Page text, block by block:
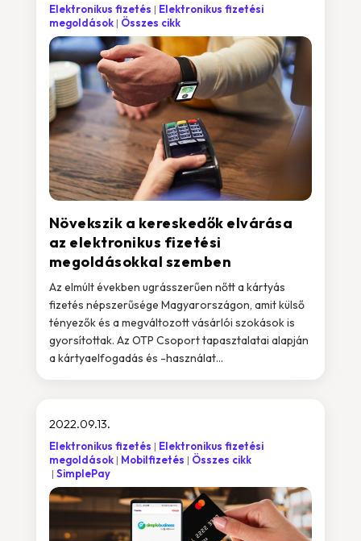
Növekszik a kereskedők elvárása
az elektronikus fizetési
megoldásokkal szemben
Elektronikus fizetés
Elektronikus fizetési
megoldások
Összes cikk
Az elmúlt években ugrásszerűen nőtt a kártyás
fizetés népszerűsége Magyarországon, amit külső
tényezők és a megváltozott vásárlói szokások is
gyorsítottak. Az OTP Csoport tapasztalatai alapján
a kártyaelfogadás és -használat...
2022.09.13.
Elektronikus fizetés
Elektronikus fizetési
megoldások
Mobilfizetés
Összes cikk
SimplePay